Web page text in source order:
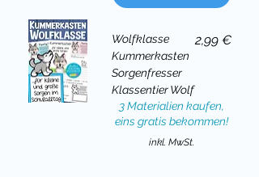
Wolfklasse
Kummerkasten
Sorgenfresser
Klassentier Wolf
Preis
2,99 €
3 Materialien kaufen,
eins gratis bekommen!
inkl. MwSt.